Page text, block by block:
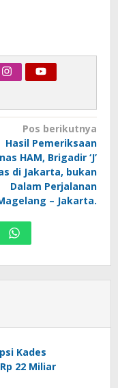
Pos berikutnya
Hasil Pemeriksaan
HAM, Brigadir ‘J’
di Jakarta, bukan
Dalam Perjalanan
– Jakarta.
Kades
22 Miliar